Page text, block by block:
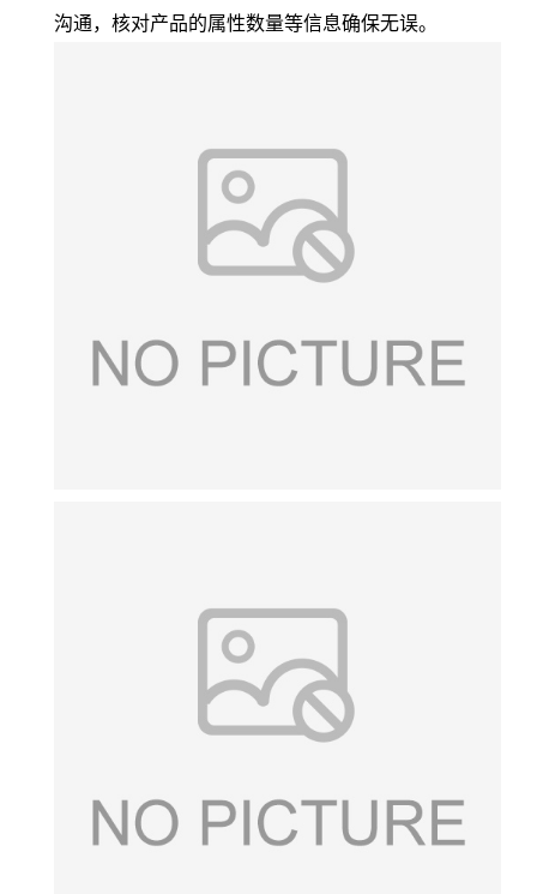
沟通，核对产品的属性数量等信息确保无误。